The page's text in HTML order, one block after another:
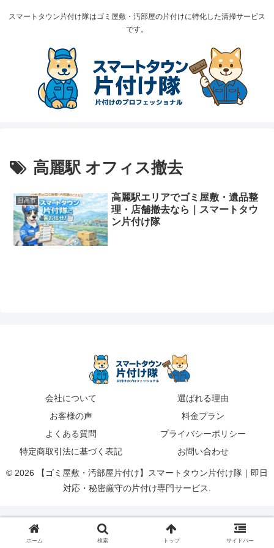
スマートタウン片付け隊はゴミ屋敷・汚部屋の片付けに特化した清掃サービス
です。
高麗駅 オフィス撤去
日高市
高麗駅エリアでゴミ屋敷・遺品整
理・店舗撤去なら｜スマートタウ
ン片付け隊
会社について
選ばれる理由
お客様の声
料金プラン
よくある質問
プライバシーポリシー
特定商取引法に基づく表記
お問い合わせ
© 2026 【ゴミ屋敷・汚部屋片付け】スマートタウン片付け隊｜即日
対応・秘密厳守の片付け専門サービス.
ホーム 検索 トップ サイドバー